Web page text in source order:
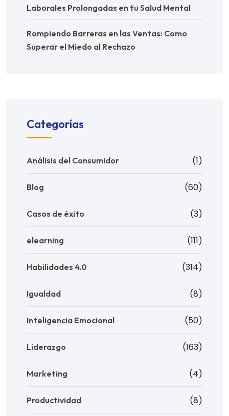
Laborales Prolongadas en tu Salud Mental
Rompiendo Barreras en las Ventas: Como
Superar el Miedo al Rechazo
Categorías
Análisis del Consumidor (1)
Blog (60)
Casos de éxito (3)
elearning (111)
Habilidades 4.0 (314)
Igualdad (8)
Inteligencia Emocional (50)
Liderazgo (163)
Marketing (4)
Productividad (8)